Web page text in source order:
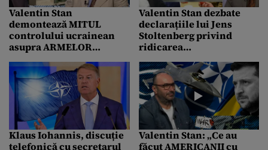
Valentin Stan
demontează MITUL
controlului ucrainean
asupra ARMELOR
n-au avut niciodată pe
mână armele alea“
Valentin Stan dezbate
declarațiile lui Jens
Stoltenberg privind
ridicarea
Ucrainei de a efectua
atacuri pe teritoriul
Rusiei
Klaus Iohannis, discuție
telefonică cu secretarul
Valentin Stan: „Ce au
făcut AMERICANII cu